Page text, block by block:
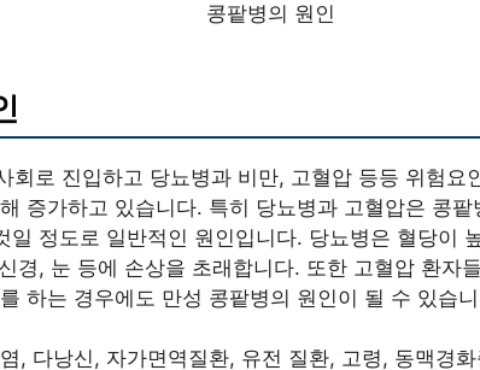
콩팥병의 원인
회로 진입하고 당뇨병과 비만, 고혈압 등등 위험요
증가하고 있습니다. 특히 당뇨병과 고혈압은 콩
일 정도로 일반적인 원인입니다. 당뇨병은 혈당이
경, 눈 등에 손상을 초래합니다. 또한 고혈압 환자
하는 경우에도 만성 콩팥병의 원인이 될 수 있습
, 다낭신, 자가면역질환, 유전 질환, 고령, 동맥경